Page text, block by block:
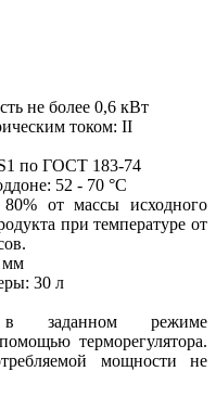
не более 0,6 кВт
током: II
по ГОСТ 183-74
52 - 70 °С
от массы исходного
при температуре от
мм
30 л
в заданном режиме
терморегулятора.
мощности не